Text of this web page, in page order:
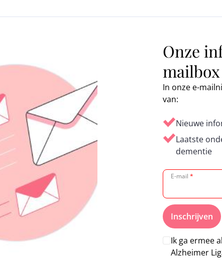
Onze
mailbox
In onze e-
van:
Nieuwe
Laatste
dementie
E-mail *
Inschrijven
Ik ga ermee
Alzheimer